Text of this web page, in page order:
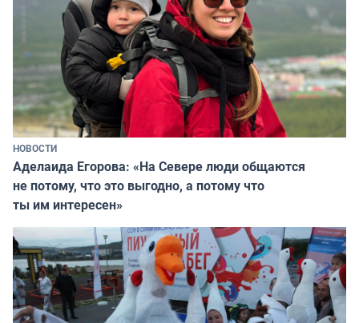
НОВОСТИ
Аделаида Егорова: «На Севере люди общаются
не потому, что это выгодно, а потому что
ты им интересен»